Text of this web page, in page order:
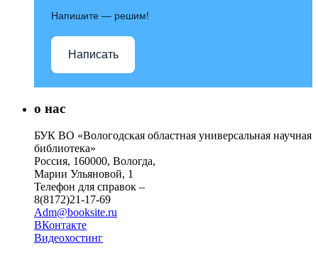
Напишите — решим!
Написать
о нас
БУК ВО «Вологодская областная универсальная научная
библиотека»
Россия, 160000, Вологда,
Марии Ульяновой, 1
Телефон для справок –
8(8172)21-17-69
Adm@booksite.ru
ВКонтакте
Видеохостинг